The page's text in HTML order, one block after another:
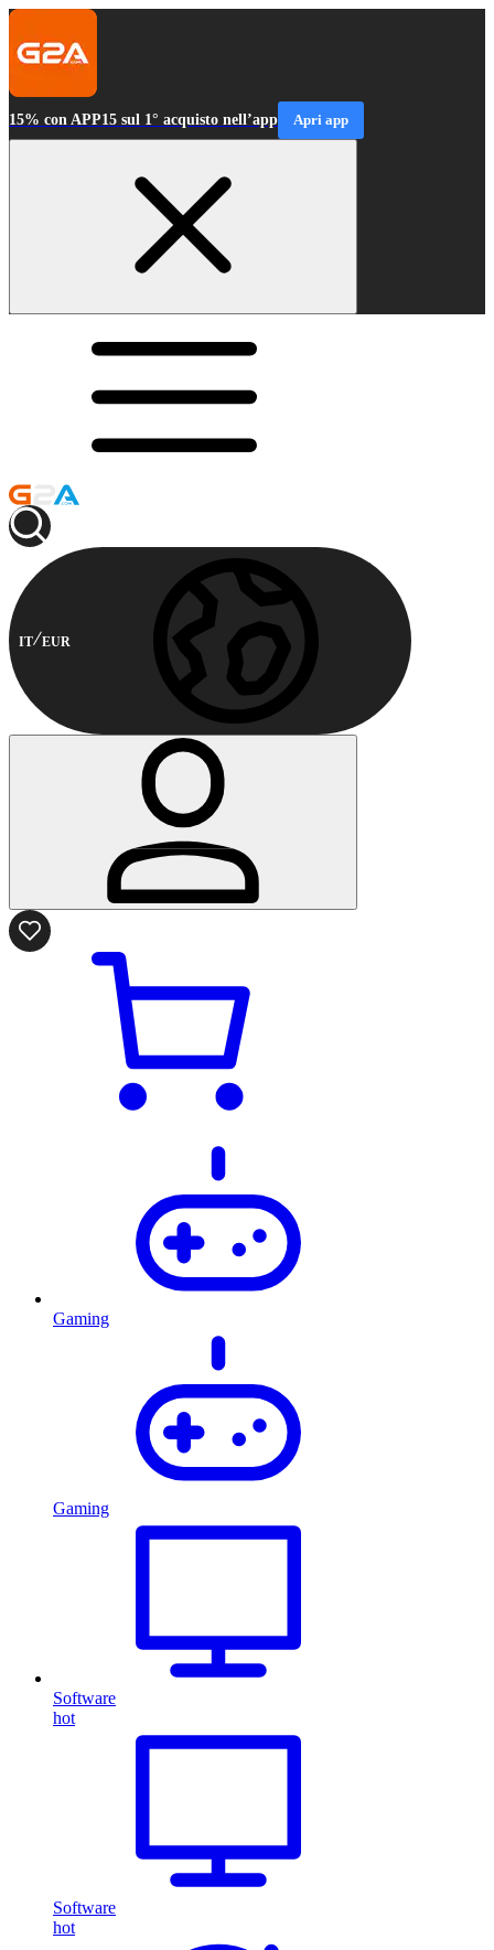
15% con APP15 sul 1° acquisto nell’app Apri app
IT EUR
Gaming
Gaming
Software
hot
Software
hot